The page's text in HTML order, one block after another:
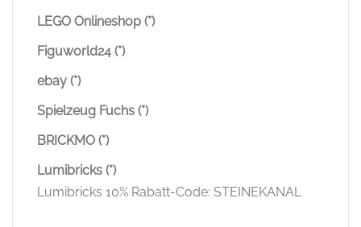
LEGO Onlineshop (*)
Figuworld24 (*)
ebay (*)
Spielzeug Fuchs (*)
BRICKMO (*)
Lumibricks (*)
Lumibricks 10% Rabatt-Code: STEINEKANAL